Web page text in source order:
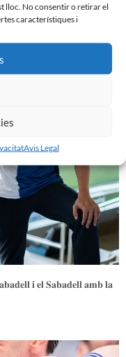
lloc. No consentir o retirar el
característiques i
Avis Legal
𝐢 𝐞𝐥 𝐒𝐚𝐛𝐚𝐝𝐞𝐥𝐥 𝐚𝐦𝐛 𝐥𝐚